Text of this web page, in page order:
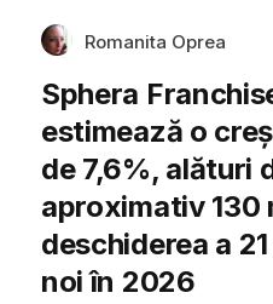
Romanita Oprea
Sphera
estimează o
de 7,6%, alături
aproximativ 130
deschiderea a
noi în 2026